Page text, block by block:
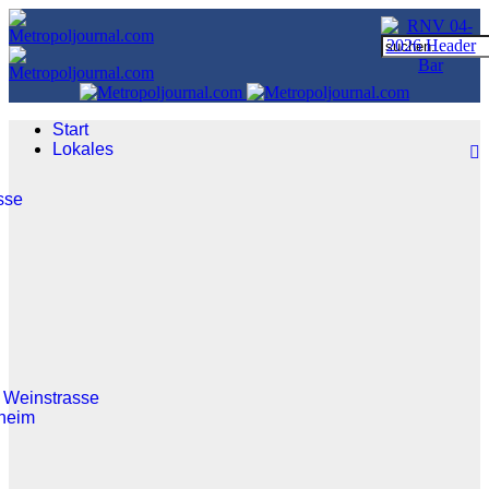
Start
Lokales